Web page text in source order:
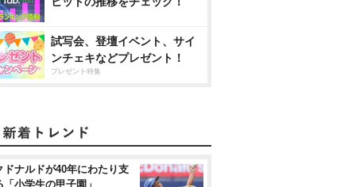
試写会、登壇イベント、サイ
ンチェキなどプレゼント！
プレゼント特集
ドナルドが40年にわたり支
「小学生の甲子園」